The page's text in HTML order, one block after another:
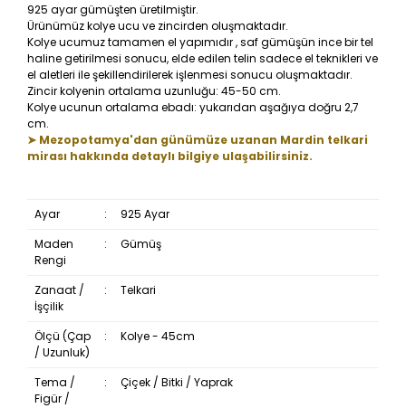
925 ayar gümüşten üretilmiştir.
Ürünümüz kolye ucu ve zincirden oluşmaktadır.
Kolye ucumuz tamamen el yapımıdır , saf gümüşün ince bir tel
haline getirilmesi sonucu, elde edilen telin sadece el teknikleri ve
el aletleri ile şekillendirilerek işlenmesi sonucu oluşmaktadır.
Zincir kolyenin ortalama uzunluğu: 45-50 cm.
Kolye ucunun ortalama ebadı: yukarıdan aşağıya doğru 2,7
cm.
➤ Mezopotamya'dan günümüze uzanan Mardin telkari
mirası hakkında detaylı bilgiye ulaşabilirsiniz.
Ayar :
925 Ayar
Maden
Rengi
: Gümüş
Zanaat /
İşçilik
: Telkari
Ölçü (Çap
/ Uzunluk)
: Kolye - 45cm
Tema /
Figür /
: Çiçek / Bitki / Yaprak